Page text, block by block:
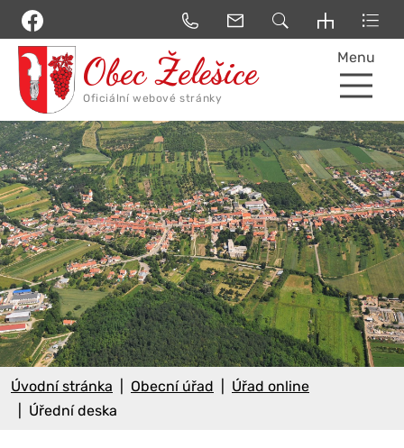
Menu
Úvodní stránka Obecní úřad
Úřad online
Úřední deska